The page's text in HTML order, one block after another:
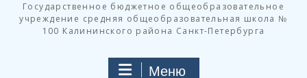
Государственное бюджетное общеобразовательное
учреждение средняя общеобразовательная школа №
100 Калининского района Санкт-Петербурга
Меню